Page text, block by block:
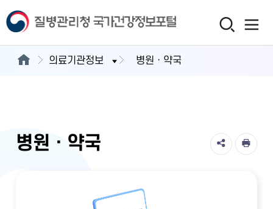
의료기관정보 병원ㆍ약국
병원ㆍ약국